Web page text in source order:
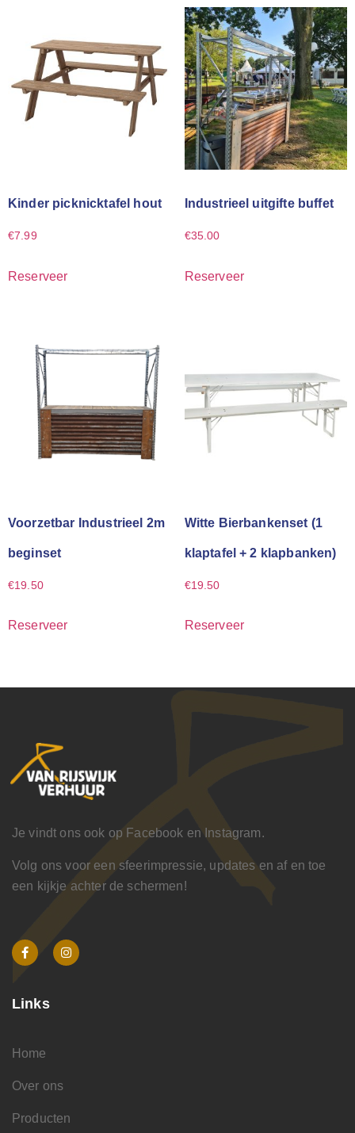
Kinder picknicktafel hout
€7.99
Reserveer
Industrieel uitgifte buffet
€35.00
Reserveer
Voorzetbar Industrieel 2m
beginset
€19.50
Reserveer
Witte Bierbankenset (1
klaptafel + 2 klapbanken)
€19.50
Reserveer
Je vindt ons ook op Facebook en Instagram.
Volg ons voor een sfeerimpressie, updates en af en toe
een kijkje achter de schermen!
Links
Home
Over ons
Producten